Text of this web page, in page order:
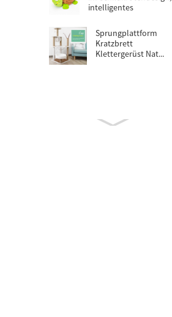
intelligentes
Sprungplattform
Kratzbrett
Klettergerüst Nat...